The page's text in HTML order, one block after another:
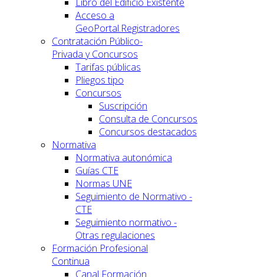
Acceso a
GeoPortal.Registradores
Contratación Público-
Privada y Concursos
Tarifas públicas
Pliegos tipo
Concursos
Suscripción
Consulta de Concursos
Concursos destacados
Normativa
Normativa autonómica
Guías CTE
Normas UNE
Seguimiento de Normativo -
CTE
Seguimiento normativo -
Otras regulaciones
Formación Profesional
Continua
Canal Formación